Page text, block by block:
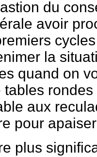
du
avoir
la
quand on
tables
aux
pour
plus